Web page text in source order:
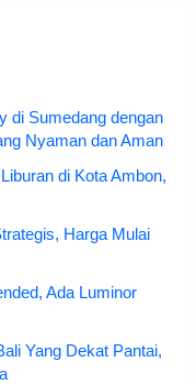
di Sumedang dengan
Nyaman dan Aman
di Kota Ambon,
Harga Mulai
Ada Luminor
Yang Dekat Pantai,